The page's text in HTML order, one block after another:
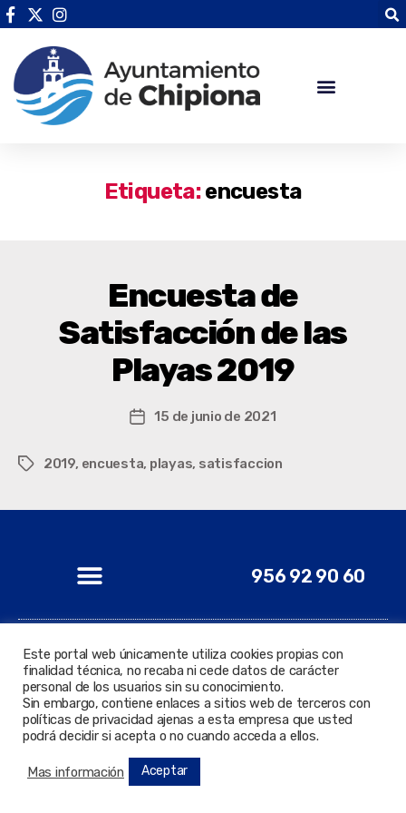
Etiqueta:encuesta
Encuesta de
Satisfacción de las
Playas 2019
15 de junio de 2021
2019, encuesta, playas, satisfaccion
956 92 90 60
© 2022 Todos los derechos reservados. Delegación de
Nuevas Tecnologías.
Este portal web únicamente utiliza cookies propias con
finalidad técnica, no recaba ni cede datos de carácter
personal de los usuarios sin su conocimiento.
Sin embargo, contiene enlaces a sitios web de terceros con
políticas de privacidad ajenas a esta empresa que usted
podrá decidir si acepta o no cuando acceda a ellos.
Mas información Aceptar